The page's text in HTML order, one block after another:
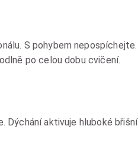
S pohybem
po celou dobu cvičení.
aktivuje hluboké břišní